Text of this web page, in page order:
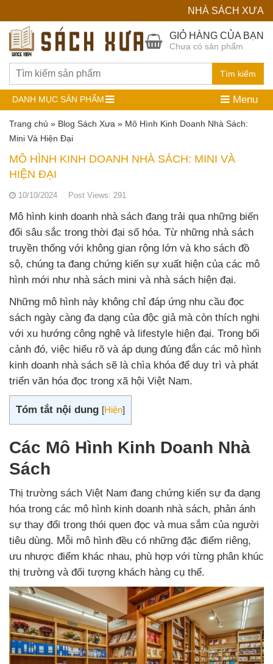
NHÀ SÁCH XƯA
Hệ
Thống
Sách
Cũ
Tìm kiếm
GIỎ HÀNG CỦA BẠN
Chưa có sản phẩm
DANH MỤC SẢN PHẨM Menu
Trang chủ » Blog Sách Xưa » Mô Hình Kinh Doanh Nhà Sách:
Mini Và Hiện Đại
MÔ HÌNH KINH DOANH NHÀ SÁCH: MINI VÀ
HIỆN ĐẠI
10/10/2024 Post Views: 291
Mô hình kinh doanh nhà sách đang trải qua những biến
đổi sâu sắc trong thời đại số hóa. Từ những nhà sách
truyền thống với không gian rộng lớn và kho sách đồ
sộ, chúng ta đang chứng kiến sự xuất hiện của các mô
hình mới như nhà sách mini và nhà sách hiện đại.
Những mô hình này không chỉ đáp ứng nhu cầu đọc
sách ngày càng đa dạng của độc giả mà còn thích nghi
với xu hướng công nghệ và lifestyle hiện đại. Trong bối
cảnh đó, việc hiểu rõ và áp dụng đúng đắn các mô hình
kinh doanh nhà sách sẽ là chìa khóa để duy trì và phát
triển văn hóa đọc trong xã hội Việt Nam.
Tóm tắt nội dung [Hiện]
Các Mô Hình Kinh Doanh Nhà
Sách
Thị trường sách Việt Nam đang chứng kiến sự đa dạng
hóa trong các mô hình kinh doanh nhà sách, phản ánh
sự thay đổi trong thói quen đọc và mua sắm của người
tiêu dùng. Mỗi mô hình đều có những đặc điểm riêng,
ưu nhược điểm khác nhau, phù hợp với từng phân khúc
thị trường và đối tượng khách hàng cụ thể.